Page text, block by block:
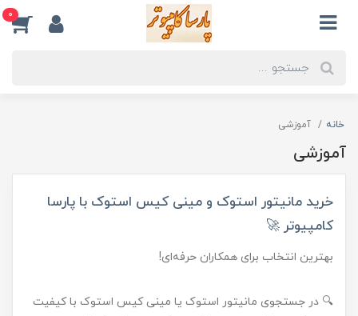
0
خانه آموزشی
آموزشی
خرید مانیتور استوک و مینی کیس استوک با پارسا
کامپیوتر 🚀
بهترین انتخاب برای همکاران حرفه‌ای!
🔍 در جستجوی مانیتور استوک یا مینی کیس استوک با کیفیت